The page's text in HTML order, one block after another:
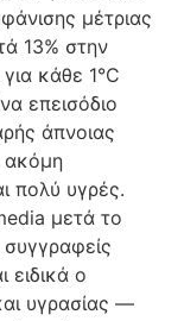
μέτριας
13% στην
κάθε 1°C
επεισόδιο
άπνοιας
ακόμη
πολύ υγρές.
μετά το
ειδικά ο
υγρασίας —